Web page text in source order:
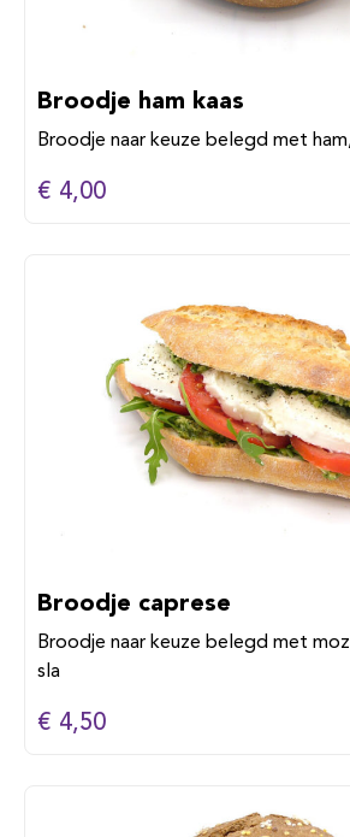
Broodje ham kaas
Broodje naar keuze belegd met
€ 4,00
Broodje caprese
Broodje naar keuze belegd met
sla
€ 4,50